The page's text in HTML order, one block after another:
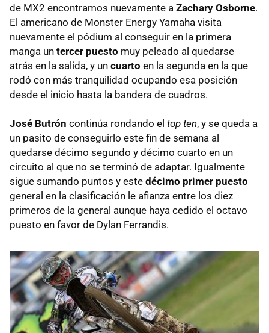
de MX2 encontramos nuevamente a Zachary Osborne.
El americano de Monster Energy Yamaha visita
nuevamente el pódium al conseguir en la primera
manga un tercer puesto muy peleado al quedarse
atrás en la salida, y un cuarto en la segunda en la que
rodó con más tranquilidad ocupando esa posición
desde el inicio hasta la bandera de cuadros.
José Butrón continúa rondando el top ten, y se queda a
un pasito de conseguirlo este fin de semana al
quedarse décimo segundo y décimo cuarto en un
circuito al que no se terminó de adaptar. Igualmente
sigue sumando puntos y este décimo primer puesto
general en la clasificación le afianza entre los diez
primeros de la general aunque haya cedido el octavo
puesto en favor de Dylan Ferrandis.